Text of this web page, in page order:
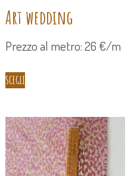
Art wedding
Prezzo al metro: 26 €/m
SCEGLI